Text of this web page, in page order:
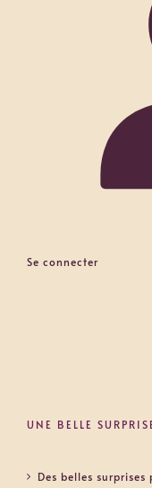
Se connecter
UNE BELLE
Des belles